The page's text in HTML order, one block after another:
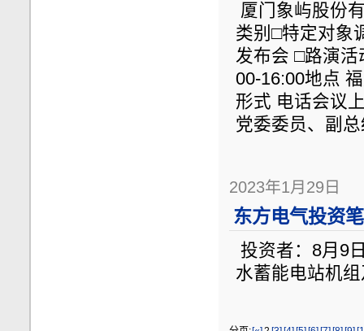
厦门象屿股份
类别□特定对象
发布会 □路演活
00-16:00地点
形式 电话会议
党委委员、副
2023年1月29日
东方电气投资
投资者：8月9
水蓄能电站机